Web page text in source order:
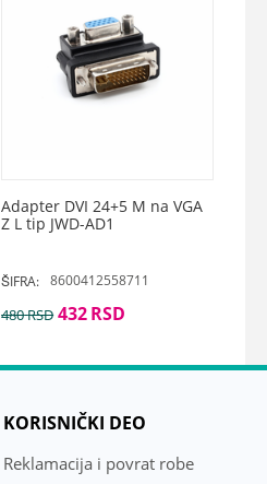
Adapter DVI 24+5 M na VGA
Z L tip JWD-AD1
ŠIFRA: 8600412558711
480RSD 432RSD
KORISNIČKI DEO
Reklamacija i povrat robe